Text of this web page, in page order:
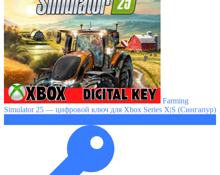
Farming
Simulator 25 — цифровой ключ для Xbox Series X|S (Сингапур)